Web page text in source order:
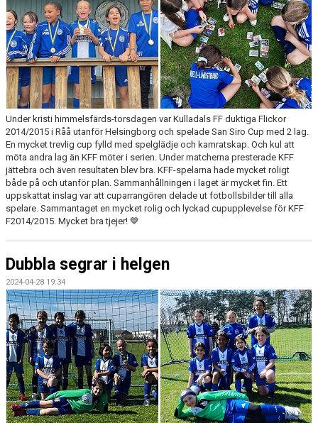
Under kristi himmelsfärds-torsdagen var Kulladals FF duktiga Flickor
2014/2015 i Råå utanför Helsingborg och spelade San Siro Cup med 2 lag.
En mycket trevlig cup fylld med spelglädje och kamratskap. Och kul att
möta andra lag än KFF möter i serien. Under matcherna presterade KFF
jättebra och även resultaten blev bra. KFF-spelarna hade mycket roligt
både på och utanför plan. Sammanhållningen i laget är mycket fin. Ett
uppskattat inslag var att cuparrangören delade ut fotbollsbilder till alla
spelare. Sammantaget en mycket rolig och lyckad cupupplevelse för KFF
F2014/2015. Mycket bra tjejer! 💙
Dubbla segrar i helgen
2024-04-28 19:34